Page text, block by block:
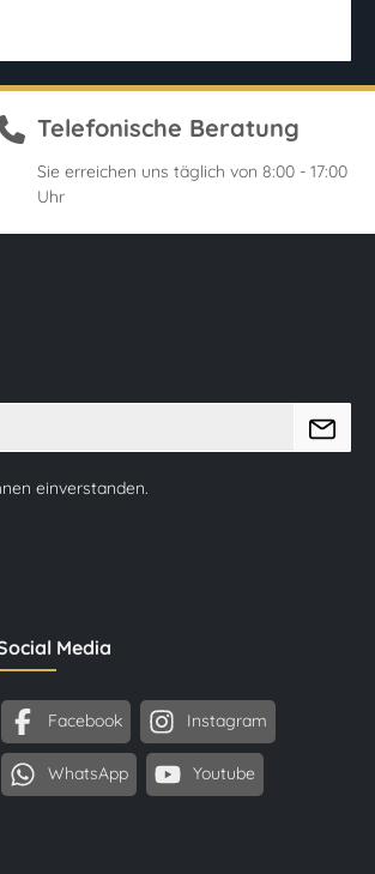
Telefonische Beratung
Sie erreichen uns täglich von 8:00 - 17:00
Uhr
einverstanden.
Media
Facebook Instagram
WhatsApp Youtube